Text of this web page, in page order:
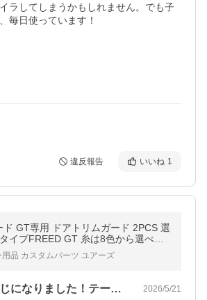
ラしてしまうかもしれません。でも子
毎日使っています！
違反報告 いいね 1
ド GT専用 ドアトリムガード 2PCS 選
イプFREED GT 糸は8色から選べる
キックガード ホンダ HONDA [5]-2
用品 カスタムパーツ ユアーズ
なかなかいい感じになりました！テープの… 2026/5/21